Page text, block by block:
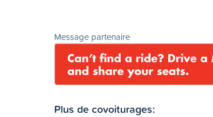
Message partenaire
Plus de covoiturages: